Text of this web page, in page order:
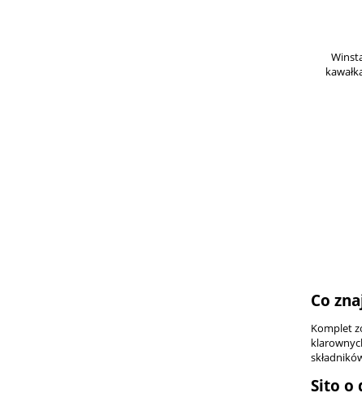
Co
Komplet
Sito o